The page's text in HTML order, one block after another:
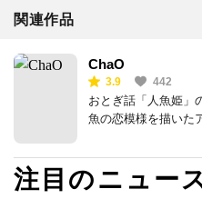
関連作品
ChaO
3.9 442
おとぎ話「人魚姫」
魚の恋模様を描いた
注目のニュー